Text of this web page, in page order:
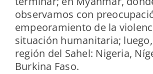
observamos con
empeoramiento de la
situación humanitaria;
región del Sahel: Nigeria,
Burkina Faso.